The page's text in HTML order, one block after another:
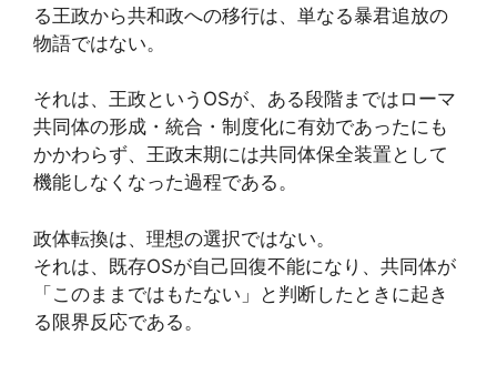
る王政から共和政への移行は、単なる暴君追放の
物語ではない。
それは、王政というOSが、ある段階まではローマ
共同体の形成・統合・制度化に有効であったにも
かかわらず、王政末期には共同体保全装置として
機能しなくなった過程である。
政体転換は、理想の選択ではない。
それは、既存OSが自己回復不能になり、共同体が
「このままではもたない」と判断したときに起き
る限界反応である。